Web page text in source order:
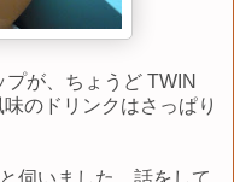
が、ちょうど TWIN
のドリンクはさっぱり